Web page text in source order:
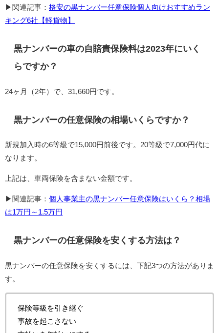
▶関連記事： 格安の黒ナンバー任意保険個人向けおすすめラン
キング6社【軽貨物】
黒ナンバーの車の自賠責保険料は2023年にいく
らですか？
24ヶ月（2年）で、31,660円です。
黒ナンバーの任意保険の相場いくらですか？
新規加入時の6等級で15,000円前後です。20等級で7,000円代に
なります。
上記は、車両保険を含まない金額です。
▶関連記事： 個人事業主の黒ナンバー任意保険はいくら？相場
は1万円～1.5万円
黒ナンバーの任意保険を安くする方法は？
黒ナンバーの任意保険を安くするには、下記3つの方法がありま
す。
保険等級を引き継ぐ
事故を起こさない